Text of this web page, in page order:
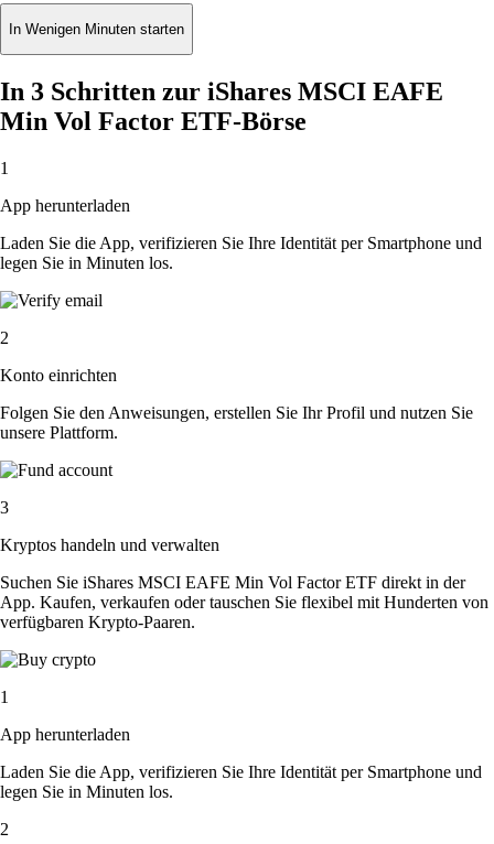
In Wenigen Minuten starten
In 3 Schritten zur iShares MSCI EAFE
Min Vol Factor ETF-Börse
1
App herunterladen
Laden Sie die App, verifizieren Sie Ihre Identität per Smartphone und
legen Sie in Minuten los.
2
Konto einrichten
Folgen Sie den Anweisungen, erstellen Sie Ihr Profil und nutzen Sie
unsere Plattform.
3
Kryptos handeln und verwalten
Suchen Sie iShares MSCI EAFE Min Vol Factor ETF direkt in der
App. Kaufen, verkaufen oder tauschen Sie flexibel mit Hunderten von
verfügbaren Krypto-Paaren.
1
App herunterladen
Laden Sie die App, verifizieren Sie Ihre Identität per Smartphone und
legen Sie in Minuten los.
2